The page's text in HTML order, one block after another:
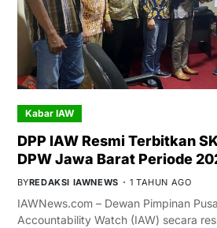
Kabar IAW
DPP IAW Resmi Terbitkan
DPW Jawa Barat Periode
BYREDAKSI IAWNEWS 1 TAHUN AGO
IAWNews.com – Dewan Pimpinan
Accountability Watch (IAW) secara